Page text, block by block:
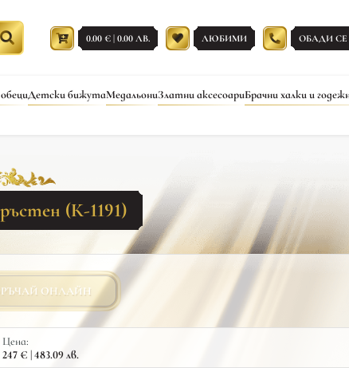
0.00 € | 0.00 ЛВ. ЛЮБИМИ ОБАДИ СЕ
Детски бижутаМедальониЗлатни аксесоариБрачни халки и
(К-1191)
ОНЛАЙН
Цена:
247 € | 483.09 лв.